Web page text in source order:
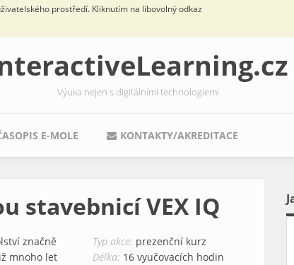
prostředí. Kliknutím na libovolný odkaz
Výuka nejen s digitálními technologiemi
E-MOLE KONTAKTY/AKREDITACE
stavebnicí VEX IQ
značně
mnoho let
Typ akce: prezenční kurz
Délka: 16 vyučovacích hodin